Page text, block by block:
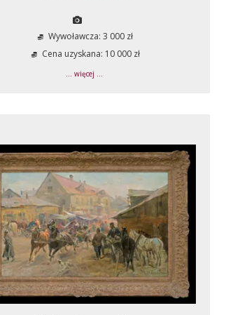
Wywoławcza: 3 000 zł
Cena uzyskana: 10 000 zł
... więcej ...